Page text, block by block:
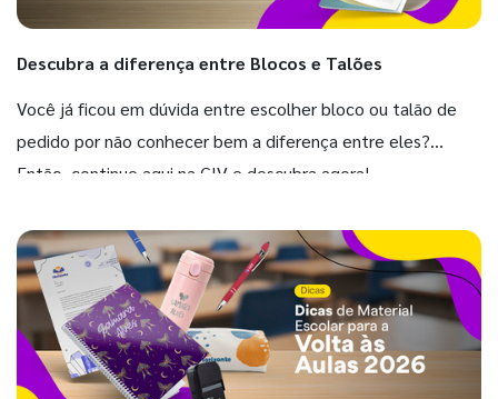
Descubra a diferença entre Blocos e Talões
Você já ficou em dúvida entre escolher bloco ou talão de
pedido por não conhecer bem a diferença entre eles?
Então, continue aqui na GIV e descubra agora!